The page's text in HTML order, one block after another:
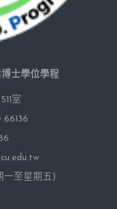
士學位學程
室
一至星期五)